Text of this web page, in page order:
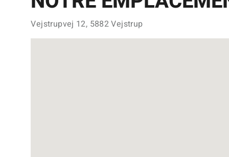
Vejstrupvej 12, 5882 Vejstrup